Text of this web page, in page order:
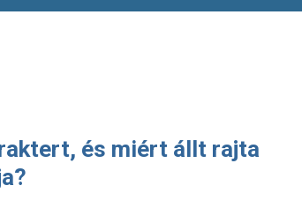
és miért állt rajta